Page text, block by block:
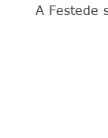
A Festede